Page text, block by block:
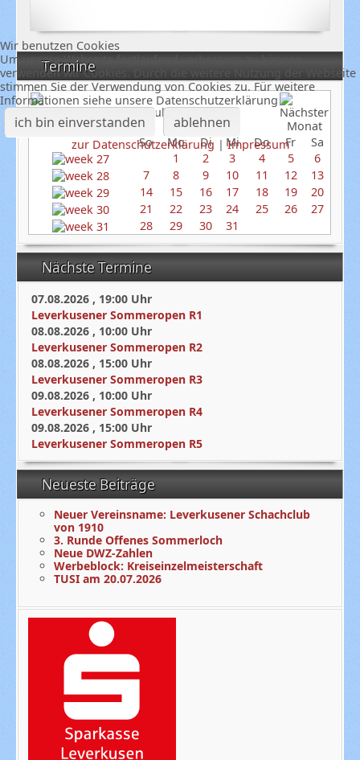
Termine
Juli 2024
So
Mo Di Mi Do Fr
Sa
1
2 3 4 5
6
7
8 9 10 11 12
13
14
15 16 17 18 19
20
21
22 23 24 25 26
27
28
29 30 31
Nächste Termine
07.08.2026 , 19:00 Uhr
Leverkusener Sommeropen R1
08.08.2026 , 10:00 Uhr
Leverkusener Sommeropen R2
08.08.2026 , 15:00 Uhr
Leverkusener Sommeropen R3
09.08.2026 , 10:00 Uhr
Leverkusener Sommeropen R4
09.08.2026 , 15:00 Uhr
Leverkusener Sommeropen R5
Neueste Beiträge
Neuer Vereinsname: Leverkusener Schachclub
von 1910
3. Runde Offenes Sommerloch
Neue DWZ-Zahlen
Werbeblock: Kreiseinzelmeisterschaft
TUSI am 20.07.2026
Wir benutzen Cookies
Um unsere Webseite fortlaufend verbessern zu können,
verwenden wir Cookies. Durch die weitere Nutzung der Webseite
stimmen Sie der Verwendung von Cookies zu. Für weitere
Informationen siehe unsere Datenschutzerklärung
ich bin einverstanden ablehnen
zur Datenschutzerklärung |Impressum